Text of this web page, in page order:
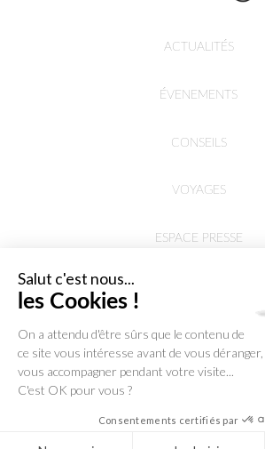
ACTUALITÉS
ÉVENEMENTS
CONSEILS
VOYAGES
ESPACE PRESSE
Salut c'est nous...
les Cookies !
On a attendu d'être sûrs que le contenu de
ce site vous intéresse avant de vous
vous accompagner pendant votre visite...
C'est OK pour vous ?
Consentements certifiés par